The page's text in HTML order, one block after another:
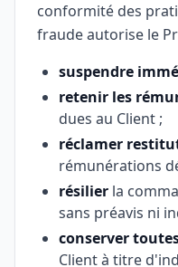
conformité des
fraude autorise le
suspendre
retenir les
dues au Client ;
réclamer
rémunérations
résilier la
sans préavis ni
conserver
Client à titre